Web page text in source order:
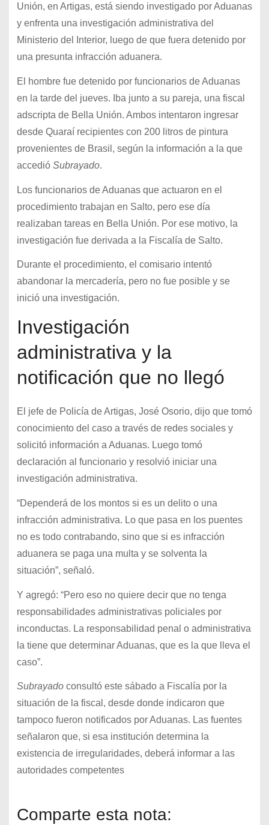
Unión, en Artigas, está siendo investigado por Aduanas
y enfrenta una investigación administrativa del
Ministerio del Interior, luego de que fuera detenido por
una presunta infracción aduanera.
El hombre fue detenido por funcionarios de Aduanas
en la tarde del jueves. Iba junto a su pareja, una fiscal
adscripta de Bella Unión. Ambos intentaron ingresar
desde Quaraí recipientes con 200 litros de pintura
provenientes de Brasil, según la información a la que
accedió Subrayado.
Los funcionarios de Aduanas que actuaron en el
procedimiento trabajan en Salto, pero ese día
realizaban tareas en Bella Unión. Por ese motivo, la
investigación fue derivada a la Fiscalía de Salto.
Durante el procedimiento, el comisario intentó
abandonar la mercadería, pero no fue posible y se
inició una investigación.
Investigación
administrativa y la
notificación que no llegó
El jefe de Policía de Artigas, José Osorio, dijo que tomó
conocimiento del caso a través de redes sociales y
solicitó información a Aduanas. Luego tomó
declaración al funcionario y resolvió iniciar una
investigación administrativa.
“Dependerá de los montos si es un delito o una
infracción administrativa. Lo que pasa en los puentes
no es todo contrabando, sino que si es infracción
aduanera se paga una multa y se solventa la
situación”, señaló.
Y agregó: “Pero eso no quiere decir que no tenga
responsabilidades administrativas policiales por
inconductas. La responsabilidad penal o administrativa
la tiene que determinar Aduanas, que es la que lleva el
caso”.
Subrayado consultó este sábado a Fiscalía por la
situación de la fiscal, desde donde indicaron que
tampoco fueron notificados por Aduanas. Las fuentes
señalaron que, si esa institución determina la
existencia de irregularidades, deberá informar a las
autoridades competentes
Comparte esta nota: